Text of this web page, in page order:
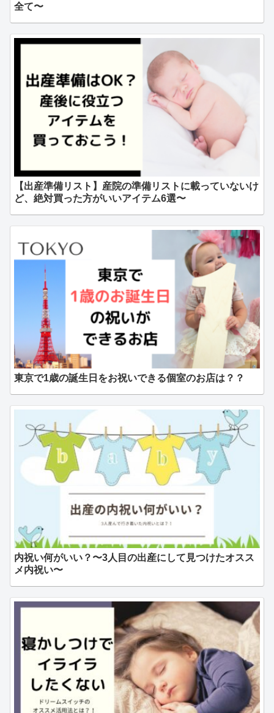
全て〜
【出産準備リスト】産院の準備リストに載っていないけ
ど、絶対買った方がいいアイテム6選〜
東京で1歳の誕生日をお祝いできる個室のお店は？？
内祝い何がいい？〜3人目の出産にして見つけたオスス
メ内祝い〜